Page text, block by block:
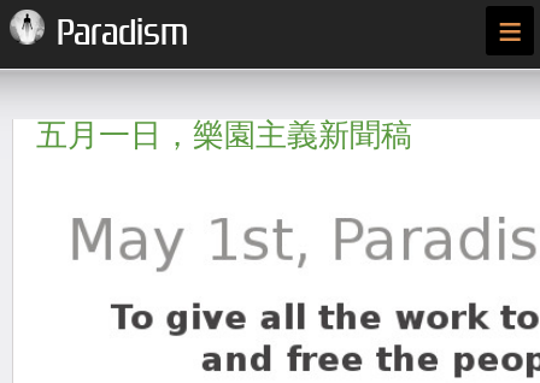
Paradism ≡
五月一日，樂園主義新聞稿